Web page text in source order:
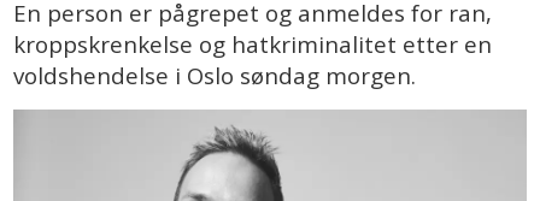
En person er pågrepet og anmeldes for ran,
kroppskrenkelse og hatkriminalitet etter en
voldshendelse i Oslo søndag morgen.